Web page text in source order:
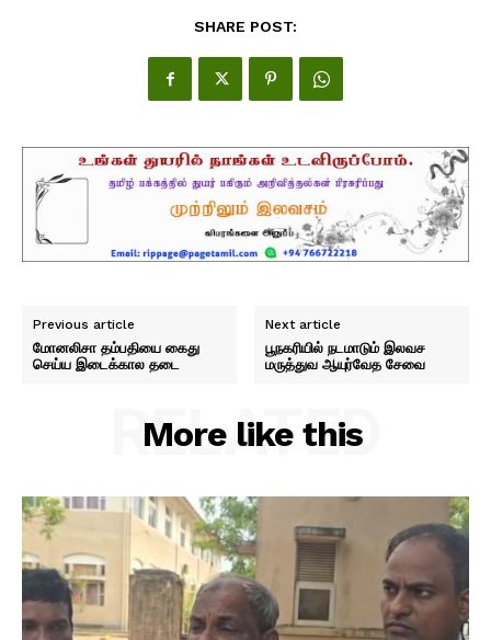
SHARE POST:
Previous article
மோனலிசா தம்பதியை கைது
செய்ய இடைக்கால தடை
Next article
பூநகரியில் நடமாடும் இலவச
மருத்துவ ஆயுர்வேத சேவை
More like this
RELATED